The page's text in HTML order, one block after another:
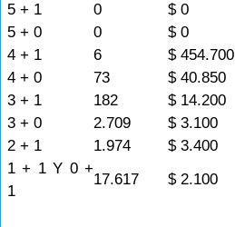
5 + 1
0 $ 0
5 + 0
0 $ 0
4 + 1
6 $ 454.700
4 + 0
73 $ 40.850
3 + 1
182 $ 14.200
3 + 0
2.709 $ 3.100
2 + 1
1.974 $ 3.400
1 + 1 Y 0 +
1
17.617 $ 2.100